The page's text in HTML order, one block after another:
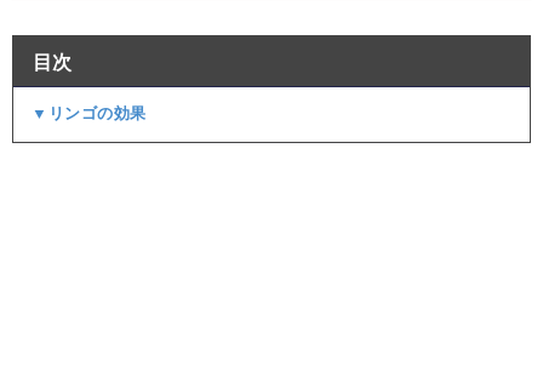
目次
▼リンゴの効果